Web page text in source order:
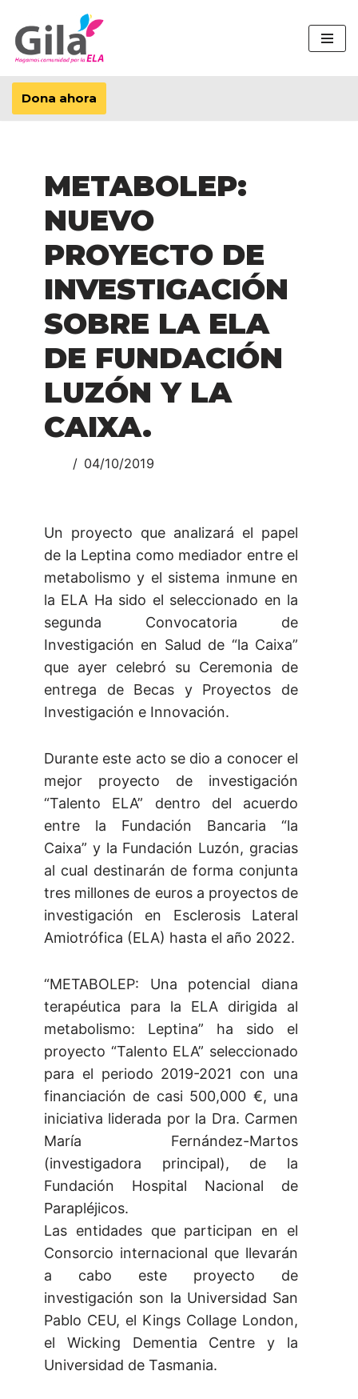
Saltar
al
contenido
Dona ahora
METABOLEP:
NUEVO
PROYECTO DE
INVESTIGACIÓN
SOBRE LA ELA
DE FUNDACIÓN
LUZÓN Y LA
CAIXA.
04/10/2019
Un proyecto que analizará el papel
de la Leptina como mediador entre el
metabolismo y el sistema inmune en
la ELA Ha sido el seleccionado en la
segunda Convocatoria de
Investigación en Salud de “la Caixa”
que ayer celebró su Ceremonia de
entrega de Becas y Proyectos de
Investigación e Innovación.
Durante este acto se dio a conocer el
mejor proyecto de investigación
“Talento ELA” dentro del acuerdo
entre la Fundación Bancaria “la
Caixa” y la Fundación Luzón, gracias
al cual destinarán de forma conjunta
tres millones de euros a proyectos de
investigación en Esclerosis Lateral
Amiotrófica (ELA) hasta el año 2022.
“METABOLEP: Una potencial diana
terapéutica para la ELA dirigida al
metabolismo: Leptina” ha sido el
proyecto “Talento ELA” seleccionado
para el periodo 2019-2021 con una
financiación de casi 500,000 €, una
iniciativa liderada por la Dra. Carmen
María Fernández-Martos
(investigadora principal), de la
Fundación Hospital Nacional de
Parapléjicos.
Las entidades que participan en el
Consorcio internacional que llevarán
a cabo este proyecto de
investigación son la Universidad San
Pablo CEU, el Kings Collage London,
el Wicking Dementia Centre y la
Universidad de Tasmania.